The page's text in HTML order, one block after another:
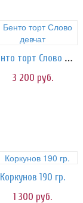
Бенто торт Слово девчат
3 200 руб.
Коркунов 190 гр.
1 300 руб.